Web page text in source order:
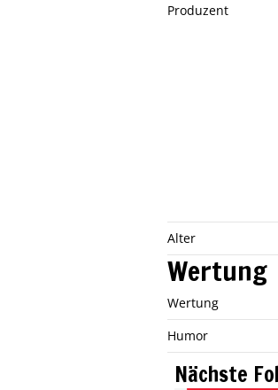
Produzent
Alter
Wertung
Wertung
Humor
Nächste